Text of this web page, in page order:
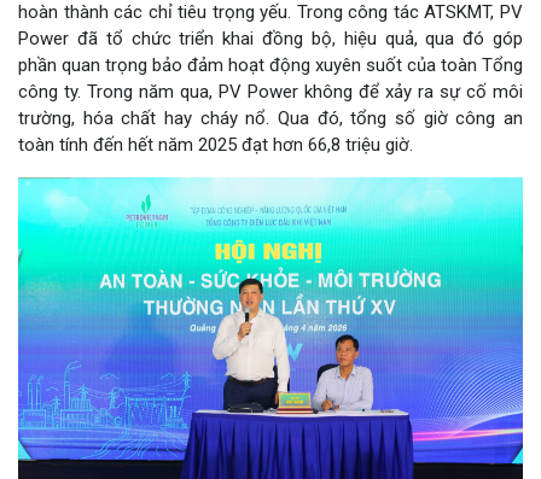
hoàn thành các chỉ tiêu trọng yếu. Trong công tác ATSKMT, PV
Power đã tổ chức triển khai đồng bộ, hiệu quả, qua đó góp
phần quan trọng bảo đảm hoạt động xuyên suốt của toàn Tổng
công ty. Trong năm qua, PV Power không để xảy ra sự cố môi
trường, hóa chất hay cháy nổ. Qua đó, tổng số giờ công an
toàn tính đến hết năm 2025 đạt hơn 66,8 triệu giờ.